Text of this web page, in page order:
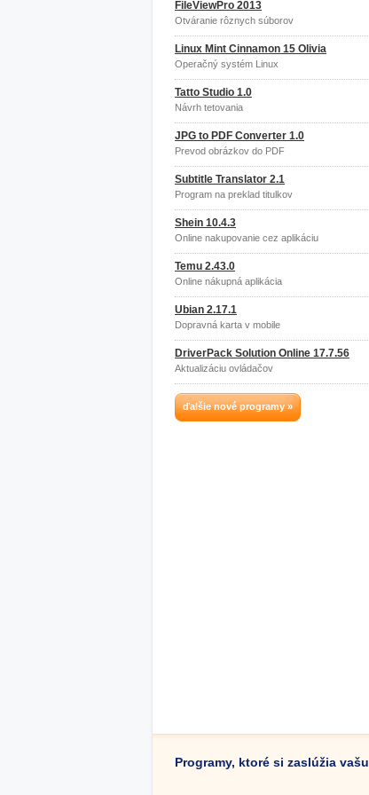
FileViewPro 2013
Otváranie rôznych súborov
Linux Mint Cinnamon 15 Olivia
Operačný systém Linux
Tatto Studio 1.0
Návrh tetovania
JPG to PDF Converter 1.0
Prevod obrázkov do PDF
Subtitle Translator 2.1
Program na preklad titulkov
Shein 10.4.3
Online nakupovanie cez aplikáciu
Temu 2.43.0
Online nákupná aplikácia
Ubian 2.17.1
Dopravná karta v mobile
DriverPack Solution Online 17.7.56
Aktualizáciu ovládačov
ďalšie nové programy »
Programy, ktoré si zaslúžia